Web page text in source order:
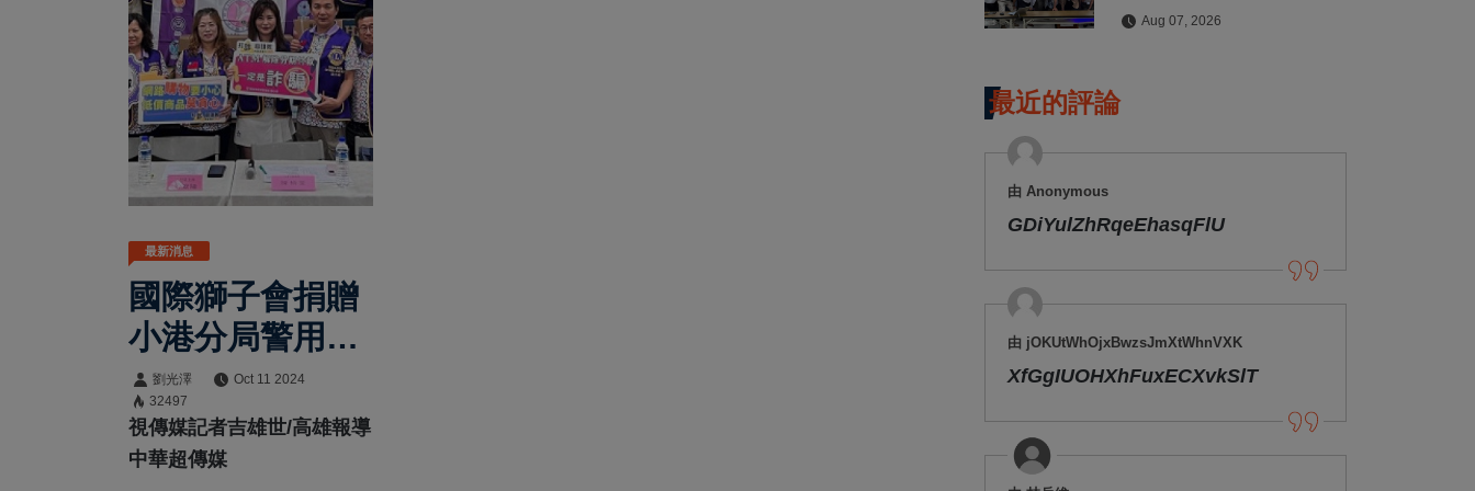
最新消息
國際獅子會捐贈
小港分局警用裝
備 提升員警工作
效能共同守護治
安
劉光澤
Oct 11 2024
32497
視傳媒記者吉雄世/高雄報導
中華超傳媒
Aug 07, 2026
最近的評論
由 Anonymous
GDiYulZhRqeEhasqFlU
由 jOKUtWhOjxBwzsJmXtWhnVXK
XfGgIUOHXhFuxECXvkSlT